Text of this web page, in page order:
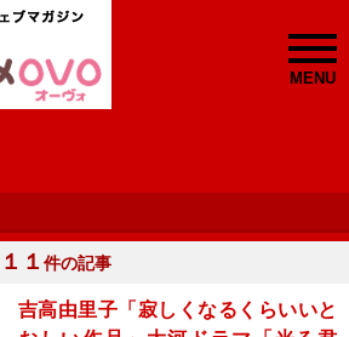
MENU
１１ 件の記事
吉高由里子「寂しくなるくらいいと